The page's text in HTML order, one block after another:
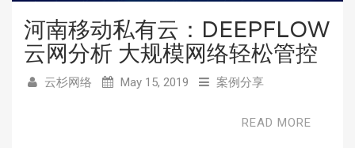
河南移动私有云：DEEPFLOW
云网分析 大规模网络轻松管控
云杉网络 May 15, 2019 案例分享
READ MORE